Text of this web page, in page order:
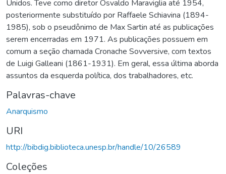
Unidos. Teve como diretor Osvaldo Maraviglia até 1954,
posteriormente substituído por Raffaele Schiavina (1894-
1985), sob o pseudônimo de Max Sartin até as publicações
serem encerradas em 1971. As publicações possuem em
comum a seção chamada Cronache Sovversive, com textos
de Luigi Galleani (1861-1931). Em geral, essa última aborda
assuntos da esquerda política, dos trabalhadores, etc.
Palavras-chave
Anarquismo
URI
http://bibdig.biblioteca.unesp.br/handle/10/26589
Coleções